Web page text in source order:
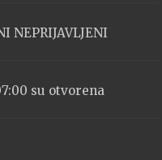
NEPRIJAVLJENI
su otvorena